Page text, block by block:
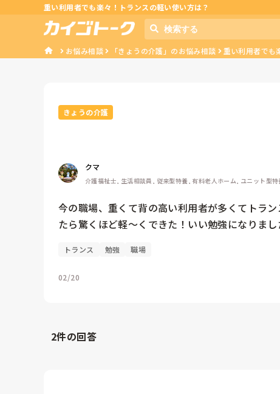
重い利用者でも楽々！トランスの軽い使い方は？
お悩み相談 「きょうの介護」のお悩み相談 重い利用者でも
きょうの介護
クマ
介護福祉士, 生活相談員, 従来型特養, 有料老人ホーム, ユニット型
今の職場、重くて背の高い利用者が多くてトラ
たら驚くほど軽〜くできた！いい勉強になりまし
トランス 勉強 職場
02/20
2件の回答